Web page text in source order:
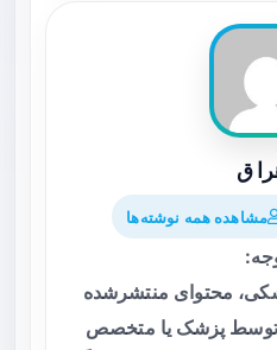
ق
مشاهده همه نوشته‌ها
محتوای منتشرشده
توسط پزشک یا متخصص